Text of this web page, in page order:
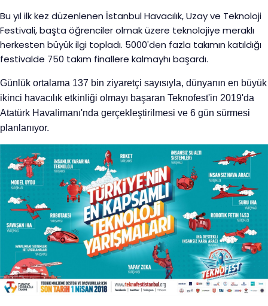
Bu yıl ilk kez düzenlenen İstanbul Havacılık, Uzay ve Teknoloji
Festivali, başta öğrenciler olmak üzere teknolojiye meraklı
herkesten büyük ilgi topladı. 5000'den fazla takımın katıldığı
festivalde 750 takım finallere kalmayhı başardı.
Günlük ortalama 137 bin ziyaretçi sayısıyla, dünyanın en büyük
ikinci havacılık etkinliği olmayı başaran Teknofest'in 2019'da
Atatürk Havalimanı'nda gerçekleştirilmesi ve 6 gün sürmesi
planlanıyor.